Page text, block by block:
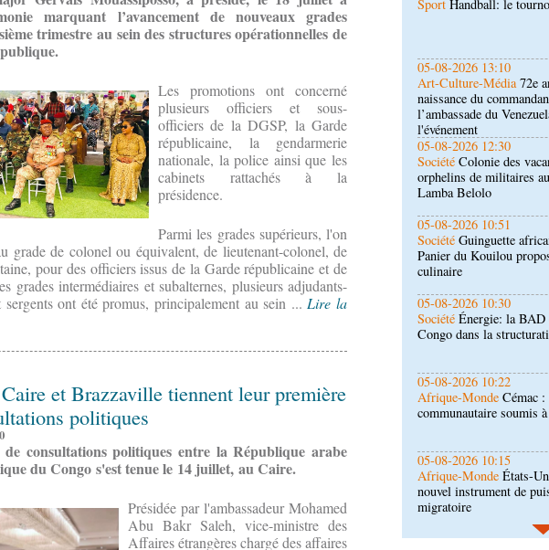
marquant l’avancement de nouveaux grades
trimestre au sein des structures opérationnelles de
Les promotions ont concerné
plusieurs officiers et sous-
officiers de la DGSP, la Garde
républicaine, la gendarmerie
nationale, la police ainsi que les
cabinets rattachés à la
présidence.
Parmi les grades supérieurs, l'on
grade de colonel ou équivalent, de lieutenant-colonel, de
pour des officiers issus de la Garde républicaine et de
grades intermédiaires et subalternes, plusieurs adjudants-
sergents ont été promus, principalement au sein ... Lire la
et Brazzaville tiennent leur première
politiques
consultations politiques entre la République arabe
du Congo s'est tenue le 14 juillet, au Caire.
Présidée par l'ambassadeur Mohamed
Abu Bakr Saleh, vice-ministre des
Affaires étrangères chargé des affaires
Art-Culture-Média72e
05-08-2026 12:30
SociétéColonie des
orphelins de militaires
Lamba Belolo
05-08-2026 10:51
Société Guinguette
Panier du Kouilou
culinaire
05-08-2026 10:30
Société Énergie: la BAD
Congo dans la
05-08-2026 10:22
Afrique-Monde Cémac
communautaire soumis
05-08-2026 10:15
Afrique-Monde États-
nouvel instrument de
04-08-2026 18:00
SportFootball: le Congo
compétitions interclubs
04-08-2026 17:45